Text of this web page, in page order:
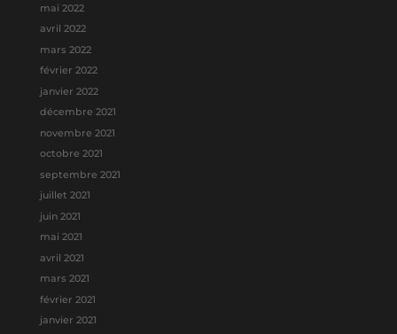
mai 2022
avril 2022
mars 2022
février 2022
janvier 2022
décembre 2021
novembre 2021
octobre 2021
septembre 2021
juillet 2021
juin 2021
mai 2021
avril 2021
mars 2021
février 2021
janvier 2021